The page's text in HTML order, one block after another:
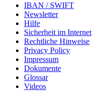
IBAN / SWIFT
Newsletter
Hilfe
Sicherheit im Internet
Rechtliche Hinweise
Privacy Policy
Impressum
Dokumente
Glossar
Videos